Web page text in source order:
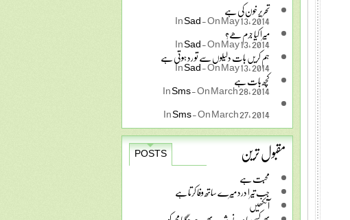
تحریر خون کی ہے
InSad-On May 13, 2014
میرا کیا جرم ھے؟ InSad-On May 13, 2014
ہم کریں بات دلیلوں سے تو رد ہوتی ہے
InSad-On May 13, 2014
کچھ بات ہے InSms-On March 28, 2014
InSms-On March 27, 2014
مقبول ترین
POSTS
محبت ہے
جب تیرا درد میرے ساتھ وفا کرتا ہے
آنکھیں